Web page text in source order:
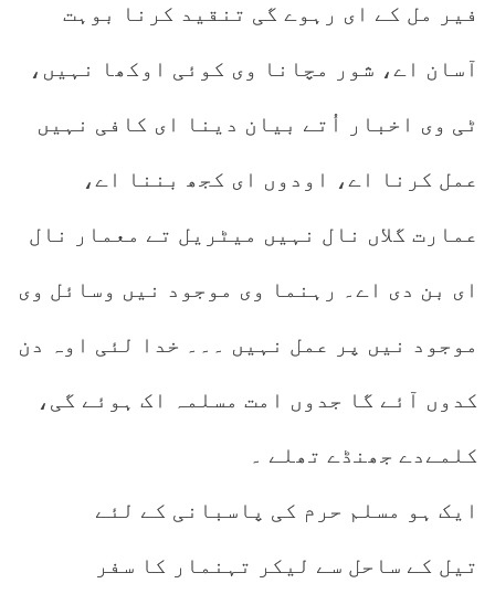
فیر مل کے ای رہوے گی تنقید کرنا بوہت
آسان اے، شور مچانا وی کوئی اوکھا نہیں،
ٹی وی اخبار اُتے بیان دینا ای کافی نہیں
عمل کرنا اے، اودوں ای کجھ بننا اے،
عمارت گلاں نال نہیں میٹریل تے معمار نال
ای بن دی اے۔ رہنما وی موجود نیں وسائل وی
موجود نیں پر عمل نہیں ۔۔۔ خدا لئی اوہ دن
کدوں آئے گا جدوں امت مسلمہ اک ہوئے گی،
کلمےدے جھنڈے تھلے ۔
ایک ہو مسلم حرم کی پاسبانی کے لئے
تیل کے ساحل سے لیکر تہنمار کا سفر